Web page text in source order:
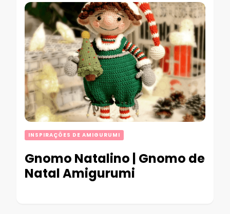
INSPIRAÇÕES DE AMIGURUMI
Gnomo Natalino | Gnomo de
Natal Amigurumi